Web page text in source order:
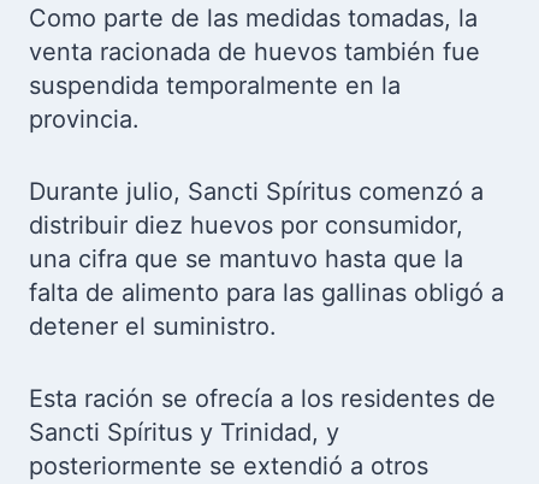
Como parte de las medidas tomadas, la
venta racionada de huevos también fue
suspendida temporalmente en la
provincia.
Durante julio, Sancti Spíritus comenzó a
distribuir diez huevos por consumidor,
una cifra que se mantuvo hasta que la
falta de alimento para las gallinas obligó a
detener el suministro.
Esta ración se ofrecía a los residentes de
Sancti Spíritus y Trinidad, y
posteriormente se extendió a otros